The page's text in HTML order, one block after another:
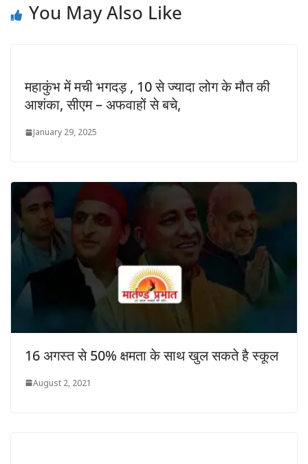
You May Also Like
महाकुंभ में मची भगदड़ , 10 से ज्यादा लोग के मौत की
आशंका, सीएम – अफवाहों से बचे,
January 29, 2025
16 अगस्त से 50% क्षमता के साथ खुल सकते है स्कूल
August 2, 2021